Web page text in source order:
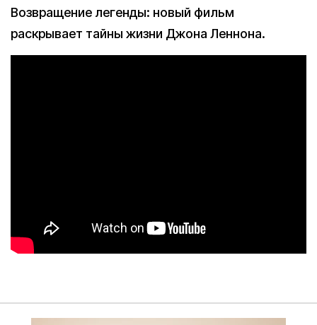
Возвращение легенды: новый фильм
раскрывает тайны жизни Джона Леннона.